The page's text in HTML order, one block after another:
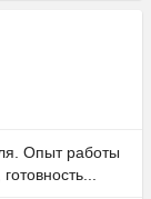
Опыт работы